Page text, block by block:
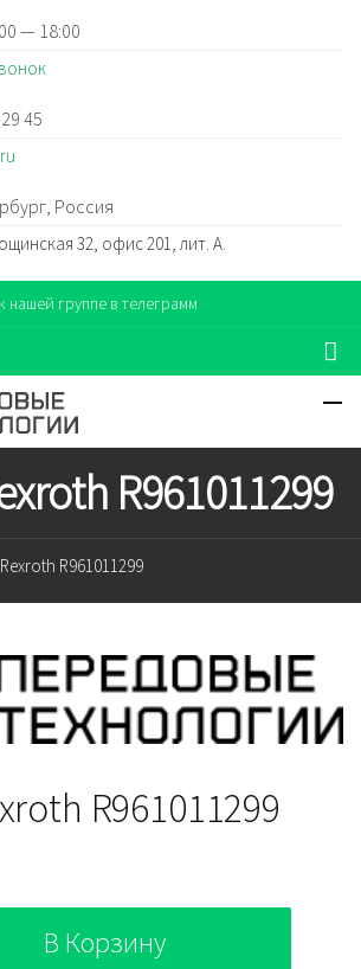
— 18:00
45
Россия
32, офис 201, лит. А.
нашей группе в телеграмм
R961011299
R961011299
R961011299
В Корзину